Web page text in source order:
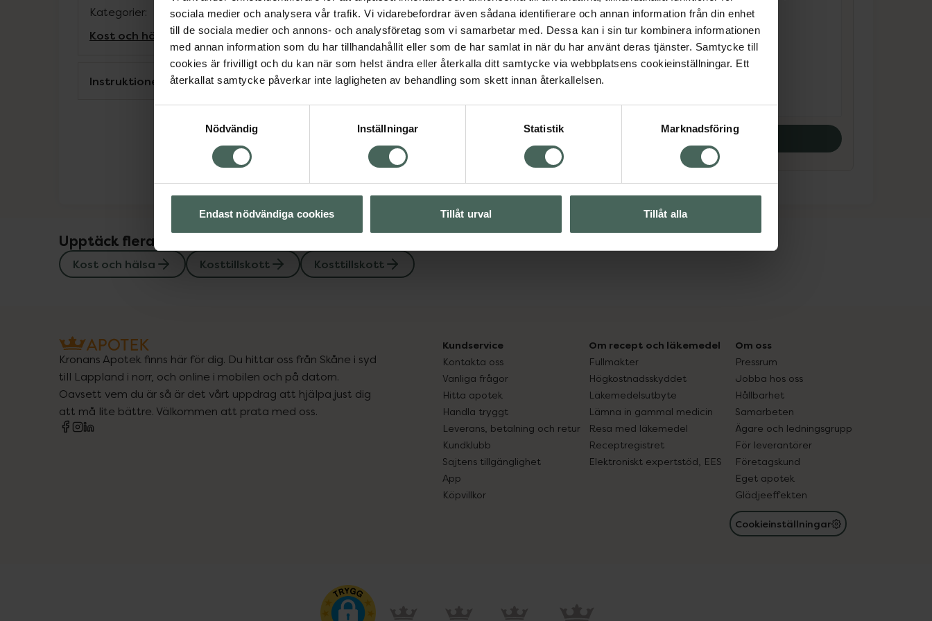
sociala medier och analysera vår trafik. Vi vidarebefordrar även sådana identifierare och annan information från din enhet
till de sociala medier och annons- och analysföretag som vi samarbetar med. Dessa kan i sin tur kombinera informationen
med annan information som du har tillhandahållit eller som de har samlat in när du har använt deras tjänster. Samtycke till
cookies är frivilligt och du kan när som helst ändra eller återkalla ditt samtycke via webbplatsens cookieinställningar. Ett
återkallat samtycke påverkar inte lagligheten av behandling som skett innan återkallelsen.
Nödvändig
Inställningar Statistik Marknadsföring
Endast nödvändiga cookies Tillåt urval Tillåt alla
Strawberry
Gelebar 30 g
Kosttillskott
Pris online
Apple
Gelebar 30 g
Kosttillskott
Köp båda för
58 kr Köp båda
Kategorier:
Kost och hälsaKosttillskottKosttillskott
Instruktioner Visa
Upptäck flera produkter inom
Kost och hälsa Kosttillskott Kosttillskott
Kronans Apotek finns här för dig. Du hittar oss från Skåne i syd
till Lappland i norr, och online i mobilen och på datorn.
Oavsett vem du är så är det vårt uppdrag att hjälpa just dig
att må lite bättre. Välkommen att prata med oss.
Kundservice
Kontakta oss
Vanliga frågor
Hitta apotek
Handla tryggt
Leverans, betalning och retur
Kundklubb
Sajtens tillgänglighet
App
Köpvillkor
Om recept och läkemedel
Fullmakter
Högkostnadsskyddet
Läkemedelsutbyte
Lämna in gammal medicin
Resa med läkemedel
Receptregistret
Elektroniskt expertstöd, EES
Om oss
Pressrum
Jobba hos oss
Hållbarhet
Samarbeten
Ägare och ledningsgrupp
För leverantörer
Företagskund
Eget apotek
Glädjeeffekten
Cookieinställningar